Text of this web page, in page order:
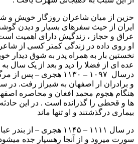
حزین از میان شاعران روزگار خویش و
ایران از حیث سفرهای بسیار و دیدن
عراق و حجاز ، زندگیش دارای اهمیت
او روی داده در زندگی کمتر کسی از
نخستین بار به همراه پدر به شوق دیدار
عده ای از فضلا را دید و بعد از یک سال
درسال ۱۰۹۷ – ۱۱۳۰ هجری
هنگام هجوم محمد افغان و محاصره
ها و قحطی را گذرانده است . در این حادثه
بیماری درگذشتند و او تنها ماند
در سال ۱۱۱۱ – ۱۱۴۵ هجری –
سورت میرود و از آنجا رهسپار جده